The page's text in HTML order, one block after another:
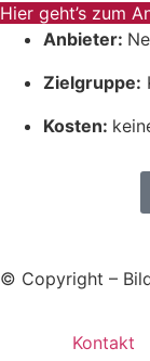
Hier geht’s zum
Anbieter:
Zielgruppe:
Kosten:
© Copyright –
Kontakt